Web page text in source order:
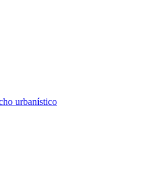
urbanístico